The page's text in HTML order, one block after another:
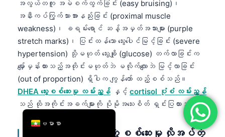
အလွယ်တကူ အမဲစက်ထွက်ခြင်း (easy bruising)၊
အနီးကပ်ကြွက်သားအားနည်းခြင်း (proximal muscle
weakness)၊ ခရမ်းရောင် ဆန့်အမှတ်အသားများ (purple
stretch marks)၊ ပြင်းထန်သော သွေးပေါင်မြင့်ခြင်း (severe
hypertension) သို့မဟုတ် သွေးချို (glucose) တက်လာခြင်းက
မျှော်မှန်းထားသည့်အတိုင်းမဟုတ်ဘဲ မလိုက်လျောဘဲ မြင့်လာခြင်း
(out of proportion) ရှိပါက ကျွန်တော် ထည့်စစ်သည်။
DHEA သွေးစစ်ဆေးမှု လမ်းညွှန် နှင့် cortisol ပုံစံ လမ်းညွှန်
သည် ထိုအကိုင်းအခက်များကို ပိုမိုအသေးစိတ် ရှင်းပြထားသည်။.
ပိုမြန်တဲ့ နောက်ဆက်တွဲ စစ်ဆေးမှု လိုအပ်တဲ့
ဗမာစာ
English
Deutsch
Français
עִבְרִית
Italiano
Español